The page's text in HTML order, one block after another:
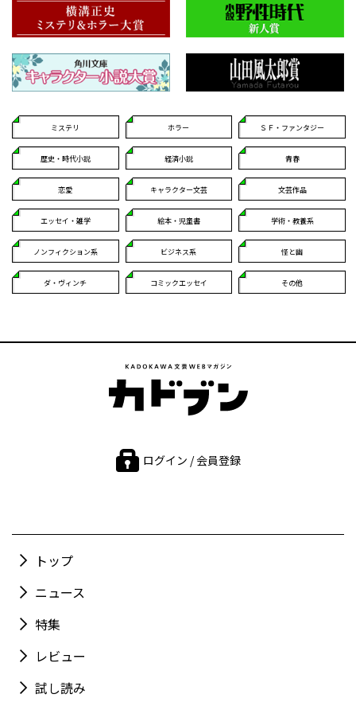
ミステリ ホラー ＳＦ・ファンタジー
歴史・時代小説 経済小説 青春
恋愛 キャラクター文芸 文芸作品
エッセイ・雑学 絵本・児童書 学術・教養系
ノンフィクション系 ビジネス系 怪と幽
ダ・ヴィンチ コミックエッセイ その他
ログイン / 会員登録
トップ
ニュース
特集
レビュー
試し読み